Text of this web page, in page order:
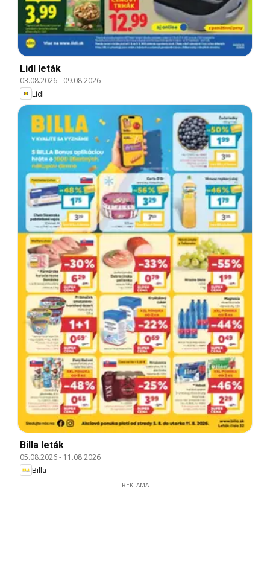
Lidl leták
03.08.2026- 09.08.2026
Lidl
Billa leták
05.08.2026- 11.08.2026
Billa
REKLAMA